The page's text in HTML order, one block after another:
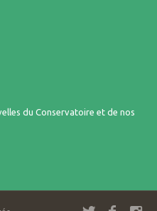
du Conservatoire et de nos